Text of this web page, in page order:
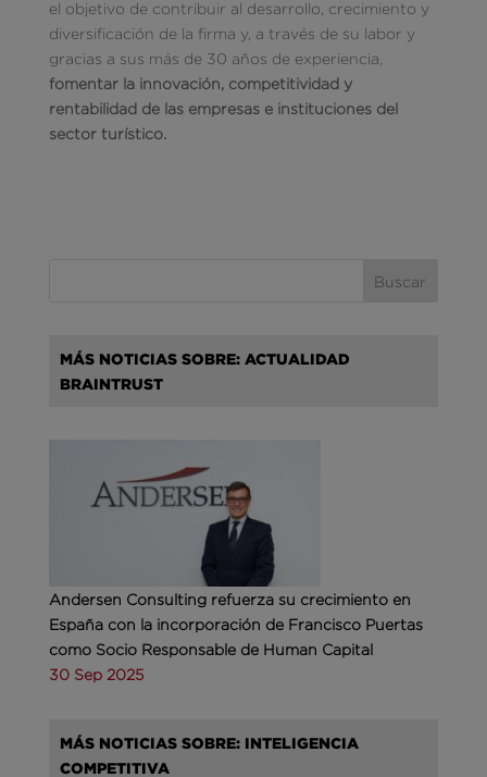
el objetivo de contribuir al desarrollo, crecimiento y
diversificación de la firma y, a través de su labor y
gracias a sus más de 30 años de experiencia,
fomentar la innovación, competitividad y
rentabilidad de las empresas e instituciones del
sector turístico.
MÁS NOTICIAS SOBRE: ACTUALIDAD
BRAINTRUST
Andersen Consulting refuerza su crecimiento en
España con la incorporación de Francisco Puertas
como Socio Responsable de Human Capital
30 Sep 2025
MÁS NOTICIAS SOBRE: INTELIGENCIA
COMPETITIVA